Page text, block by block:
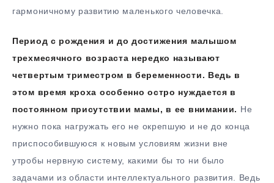
гармоничному развитию маленького человечка.
Период с рождения и до достижения малышом
трехмесячного возраста нередко называют
четвертым триместром в беременности. Ведь в
этом время кроха особенно остро нуждается в
постоянном присутствии мамы, в ее внимании. Не
нужно пока нагружать его не окрепшую и не до конца
приспособившуюся к новым условиям жизни вне
утробы нервную систему, какими бы то ни было
задачами из области интеллектуального развития. Ведь